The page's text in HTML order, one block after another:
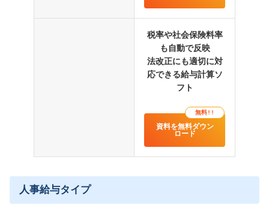
税率や社会保険料率
も自動で反映
法改正にも適切に対
応できる給与計算ソ
フト
無料!!
資料を無料ダウン
ロード
人事給与タイプ